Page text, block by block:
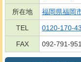
所在地 福岡県福岡
TEL 0120-170-
FAX 092-791-